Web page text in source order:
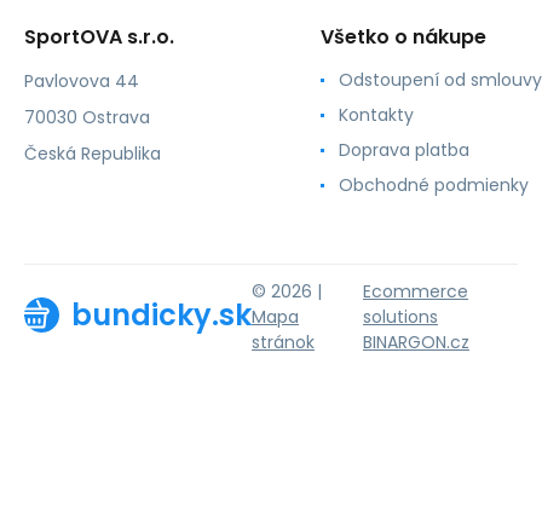
SportOVA s.r.o.
Pavlovova 44
70030 Ostrava
Česká Republika
Všetko o nákupe
Odstoupení od smlouvy
Kontakty
Doprava platba
Obchodné podmienky
bundicky.sk
© 2026 |
Mapa
stránok
Ecommerce
solutions
BINARGON.cz